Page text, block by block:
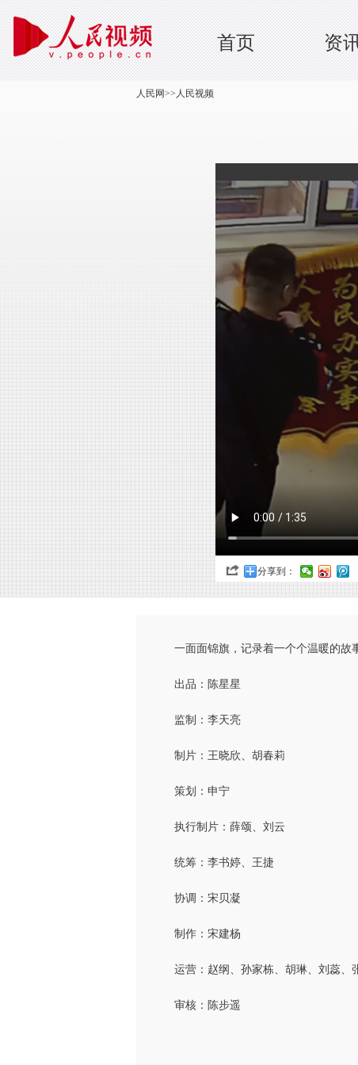
首页 资
人民网>> 人民视频
分享到：
一面面锦旗，记录着一个个温暖的故
出品：陈星星
监制：李天亮
制片：王晓欣、胡春莉
策划：申宁
执行制片：薛颂、刘云
统筹：李书婷、王捷
协调：宋贝凝
制作：宋建杨
运营：赵纲、孙家栋、胡琳、刘蕊、
审核：陈步遥